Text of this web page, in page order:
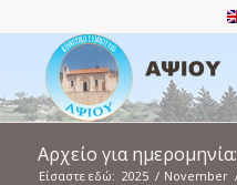
Αρχείο για
Είσαστε εδώ: 2025 / November